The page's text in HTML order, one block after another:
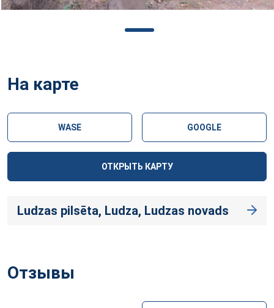
На карте
WASE GOOGLE
ОТКРЫТЬ КАРТУ
Ludzas pilsēta, Ludza, Ludzas novads
Отзывы